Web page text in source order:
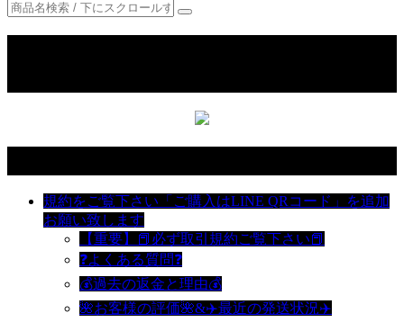
規約をご覧下さい「ご購入はLINE QRコード」を追加
お願い致します
【重要】📕必ず取引規約ご覧下さい📕
❓よくある質問❓
💰過去の返金と理由💰
🌺お客様の評価🌺&✈️最近の発送状況✈️